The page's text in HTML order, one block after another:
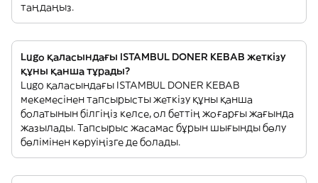
таңдаңыз.
Lugo қаласындағы ISTAMBUL DONER KEBAB жеткізу
құны қанша тұрады?
Lugo қаласындағы ISTAMBUL DONER KEBAB
мекемесінен тапсырысты жеткізу құны қанша
болатынын білгіңіз келсе, ол беттің жоғарғы жағында
жазылады. Тапсырыс жасамас бұрын шығынды бөлу
бөлімінен көруіңізге де болады.